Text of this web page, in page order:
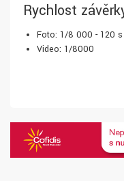
Rychlost
Foto: 1/8 000 - 120 s
Video: 1/8000